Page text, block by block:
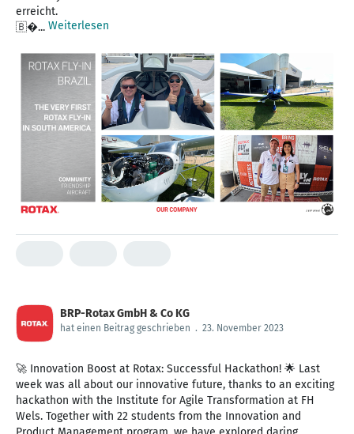
erreicht.
🇧�... Weiterlesen
BRP-Rotax GmbH & Co KG
hat einen Beitrag geschrieben . 23. November 2023
🚀 Innovation Boost at Rotax: Successful Hackathon! 🌟 Last
week was all about our innovative future, thanks to an exciting
hackathon with the Institute for Agile Transformation at FH
Wels. Together with 22 students from the Innovation and